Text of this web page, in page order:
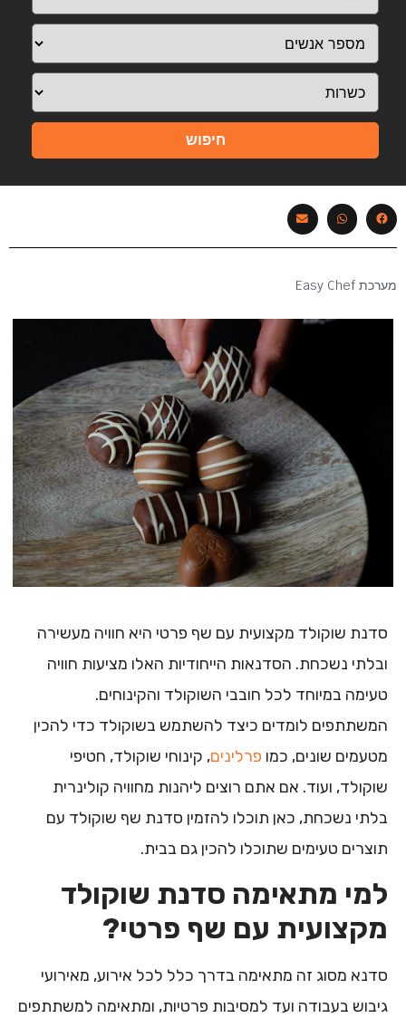
חיפוש
מערכת Easy Chef
סדנת שוקולד מקצועית עם שף פרטי היא חוויה מעשירה
ובלתי נשכחת. הסדנאות הייחודיות האלו מציעות חוויה
טעימה במיוחד לכל חובבי השוקולד והקינוחים.
המשתתפים לומדים כיצד להשתמש בשוקולד כדי להכין
מטעמים שונים, כמו פרלינים, קינוחי שוקולד, חטיפי
שוקולד, ועוד. אם אתם רוצים ליהנות מחוויה קולינרית
בלתי נשכחת, כאן תוכלו להזמין סדנת שף שוקולד עם
תוצרים טעימים שתוכלו להכין גם בבית.
למי מתאימה סדנת שוקולד
מקצועית עם שף פרטי?
סדנא מסוג זה מתאימה בדרך כלל לכל אירוע, מאירועי
גיבוש בעבודה ועד למסיבות פרטיות, ומתאימה למשתתפים